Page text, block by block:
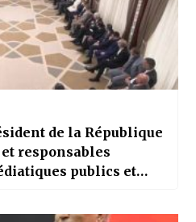
de la République
responsables
publics et